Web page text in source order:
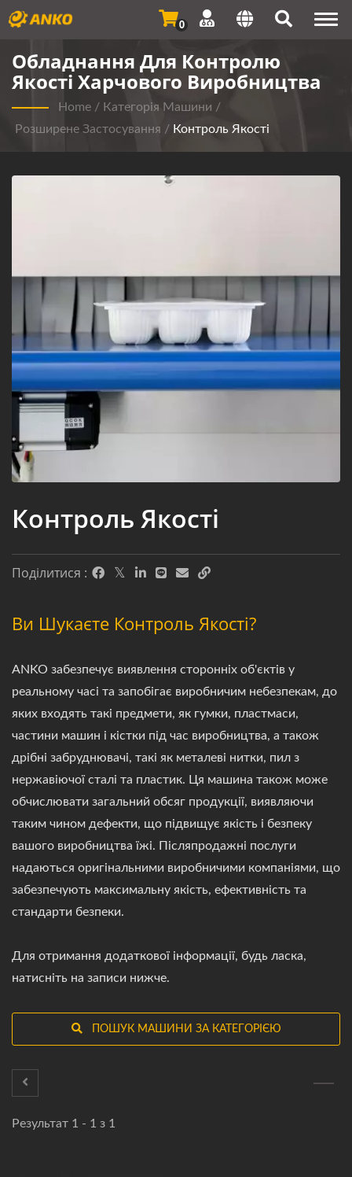
0
Обладнання Для Контролю
Якості Харчового Виробництва
Home / Категорія Машини /
Розширене Застосування / Контроль Якості
Контроль Якості
Поділитися :
Ви Шукаєте Контроль Якості?
ANKO забезпечує виявлення сторонніх об'єктів у
реальному часі та запобігає виробничим небезпекам, до
яких входять такі предмети, як гумки, пластмаси,
частини машин і кістки під час виробництва, а також
дрібні забруднювачі, такі як металеві нитки, пил з
нержавіючої сталі та пластик. Ця машина також може
обчислювати загальний обсяг продукції, виявляючи
таким чином дефекти, що підвищує якість і безпеку
вашого виробництва їжі. Післяпродажні послуги
надаються оригінальними виробничими компаніями, що
забезпечують максимальну якість, ефективність та
стандарти безпеки.
Для отримання додаткової інформації, будь ласка,
натисніть на записи нижче.
ПОШУК МАШИНИ ЗА КАТЕГОРІЄЮ
Результат 1 - 1 з 1